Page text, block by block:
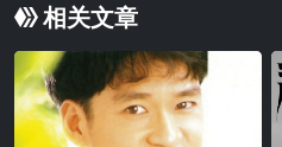
相关文章